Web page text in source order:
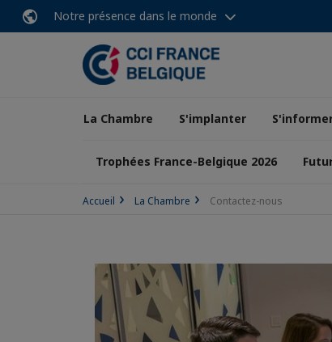
Notre présence dans le monde
La Chambre S'implanter
Trophées France-Belgique 2026
Accueil La Chambre Contactez-nous